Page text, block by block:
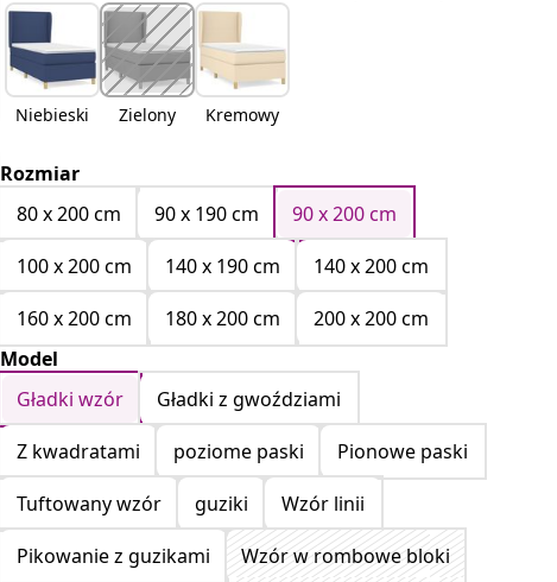
Niebieski Zielony Kremowy
Rozmiar
80 x 200 cm
90 x 190 cm
90 x 200 cm
100 x 200 cm
140 x 190 cm
140 x 200 cm
160 x 200 cm
180 x 200 cm
200 x 200 cm
Model
Gładki wzór
Gładki z gwoździami
Z kwadratami
poziome paski
Pionowe paski
Tuftowany wzór
guziki
Wzór linii
Pikowanie z guzikami
Wzór w rombowe bloki